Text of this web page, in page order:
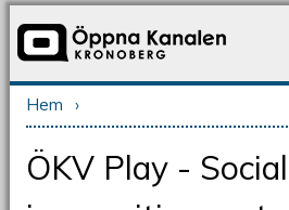
Du är här
Hem ›
ÖKV Play -